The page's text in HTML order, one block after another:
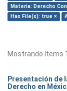
Materia: Derecho
Has File(s): true ×
Mostrando ítems
Presentación de
Derecho en